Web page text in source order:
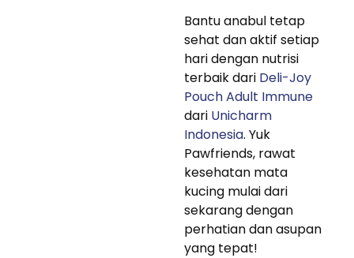
Bantu anabul tetap
sehat dan aktif setiap
hari dengan nutrisi
terbaik dari Deli-Joy
Pouch Adult Immune
dari Unicharm
Indonesia. Yuk
Pawfriends, rawat
kesehatan mata
kucing mulai dari
sekarang dengan
perhatian dan asupan
yang tepat!